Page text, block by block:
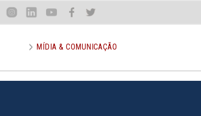
Inst Lin You Face Twit
MÍDIA & COMUNICAÇÃO